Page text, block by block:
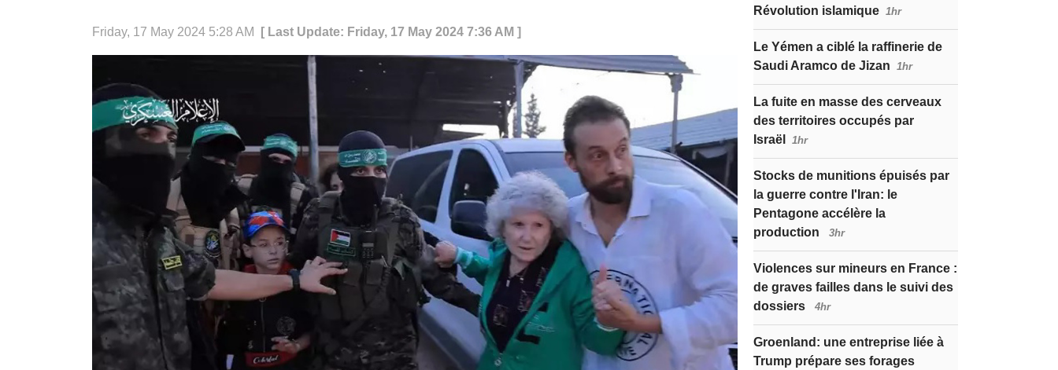
Friday, 17 May 2024 5:28 AM [ Last Update: Friday, 17 May 2024 7:36 AM ]
Révolution islamique 1hr
Le Yémen a ciblé la raffinerie de
Saudi Aramco de Jizan 1hr
La fuite en masse des cerveaux
des territoires occupés par
Israël
1hr
Stocks de munitions épuisés par
la guerre contre l'Iran: le
Pentagone accélère la
production
3hr
Violences sur mineurs en France :
de graves failles dans le suivi des
dossiers
4hr
Groenland: une entreprise liée à
Trump prépare ses forages